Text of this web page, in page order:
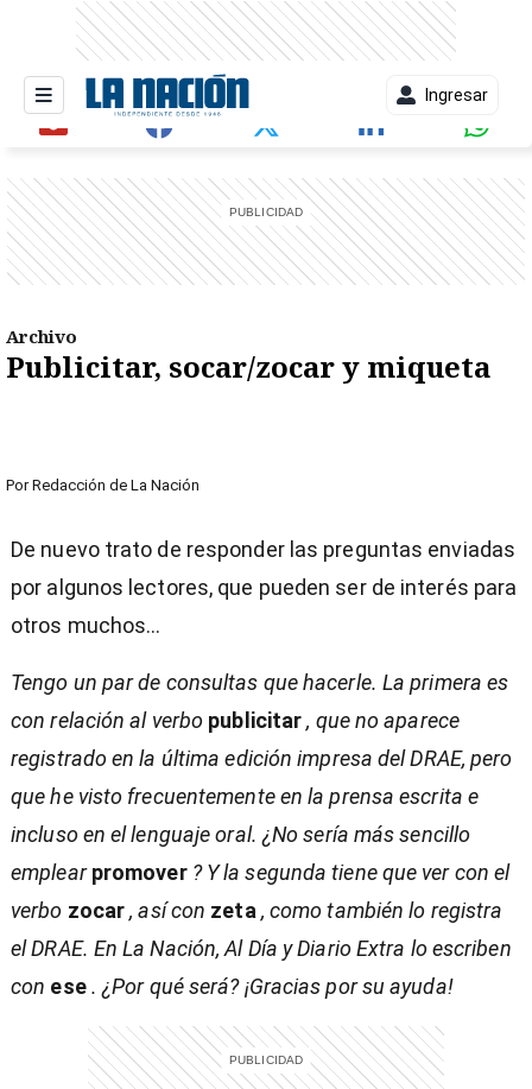
Ingresar
Archivo
Publicitar, socar/zocar y miqueta
Por Redacción de La Nación
De nuevo trato de responder las preguntas enviadas
por algunos lectores, que pueden ser de interés para
otros muchos...
Tengo un par de consultas que hacerle. La primera es
con relación al verbo publicitar , que no aparece
registrado en la última edición impresa del DRAE, pero
que he visto frecuentemente en la prensa escrita e
incluso en el lenguaje oral. ¿No sería más sencillo
emplearpromover ? Y la segunda tiene que ver con el
verbo zocar , así con zeta , como también lo registra
el DRAE. En La Nación, Al Día y Diario Extra lo escriben
con ese . ¿Por qué será? ¡Gracias por su ayuda!